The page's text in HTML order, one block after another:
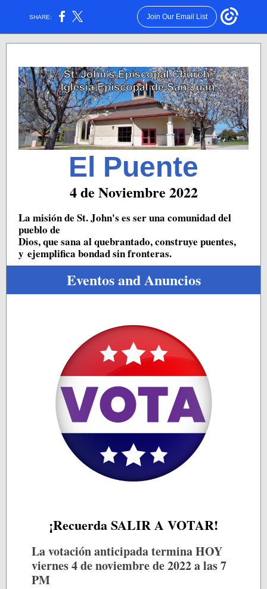
SHARE: Join Our Email List
El Puente
4 de Noviembre 2022
La misión de St. John's es ser una comunidad del
pueblo de
Dios, que sana al quebrantado, construye puentes,
y ejemplifica bondad sin fronteras.
Eventos and Anuncios
¡Recuerda SALIR A VOTAR!
La votación anticipada termina HOY
viernes 4 de noviembre de 2022 a las 7
PM